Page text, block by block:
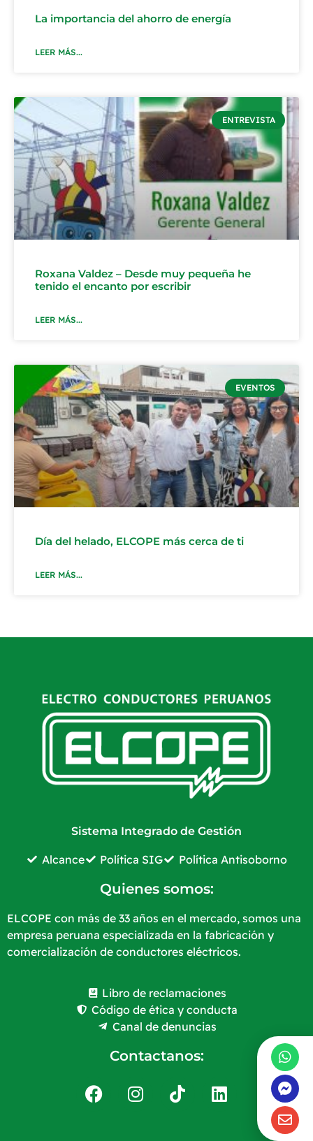
La importancia del ahorro de energía
LEER MÁS...
ENTREVISTA
Roxana Valdez – Desde muy pequeña he
tenido el encanto por escribir
LEER MÁS...
EVENTOS
Día del helado, ELCOPE más cerca de ti
LEER MÁS...
Sistema Integrado de Gestión
Alcance Política SIG Política Antisoborno
Quienes somos:
ELCOPE con más de 33 años en el mercado, somos una
empresa peruana especializada en la fabricación y
comercialización de conductores eléctricos.
Libro de reclamaciones
Código de ética y conducta
Canal de denuncias
Contactanos: